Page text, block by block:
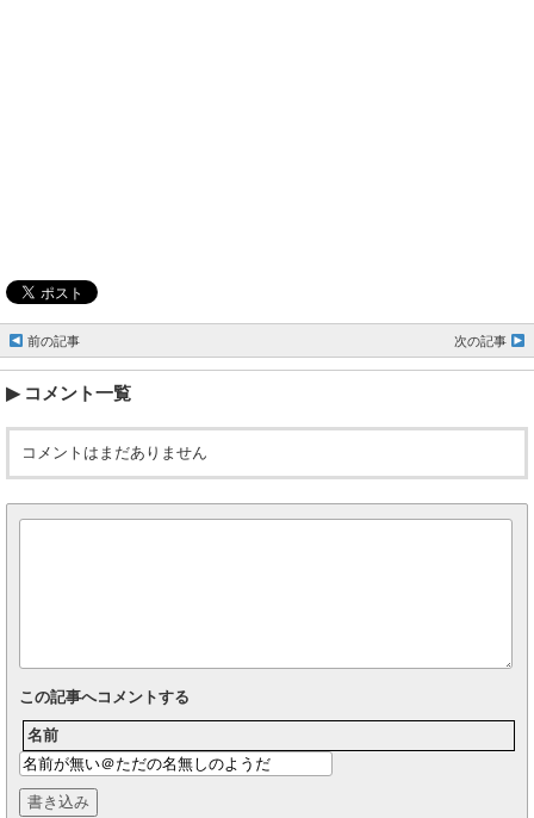
前の記事 次の記事
コメント一覧
コメントはまだありません
この記事へコメントする
名前